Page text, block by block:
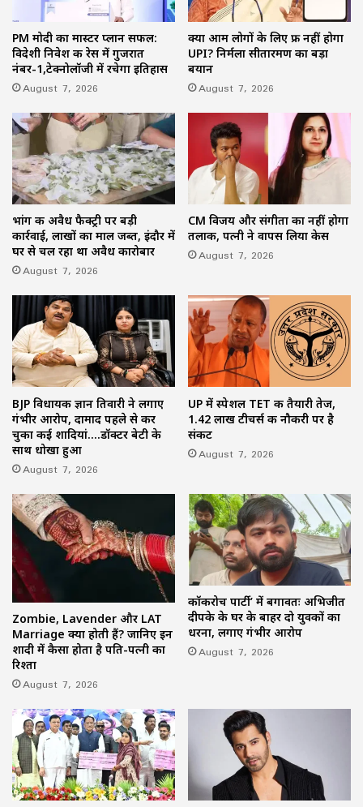
PM मोदी का मास्टर प्लान सफल:
विदेशी निवेश की रेस में गुजरात
नंबर-1,टेक्नोलॉजी में रचेगा इतिहास
August 7, 2026
क्या आम लोगों के लिए फ्री नहीं होगा
UPI? निर्मला सीतारमण का बड़ा
बयान
August 7, 2026
भांग की अवैध फैक्ट्री पर बड़ी
कार्रवाई, लाखों का माल जब्त, इंदौर में
घर से चल रहा था अवैध कारोबार
August 7, 2026
CM विजय और संगीता का नहीं होगा
तलाक, पत्नी ने वापस लिया केस
August 7, 2026
BJP विधायक ज्ञान तिवारी ने लगाए
गंभीर आरोप, दामाद पहले से कर
चुका कई शादियां….डॉक्टर बेटी के
साथ धोखा हुआ
August 7, 2026
UP में स्पेशल TET की तैयारी तेज,
1.42 लाख टीचर्स की नौकरी पर है
संकट
August 7, 2026
Zombie, Lavender और LAT
Marriage क्या होती हैं? जानिए इन
शादी में कैसा होता है पति-पत्नी का
रिश्ता
August 7, 2026
कॉकरोच पार्टी’ में बगावतः अभिजीत
दीपके के घर के बाहर दो युवकों का
धरना, लगाए गंभीर आरोप
August 7, 2026